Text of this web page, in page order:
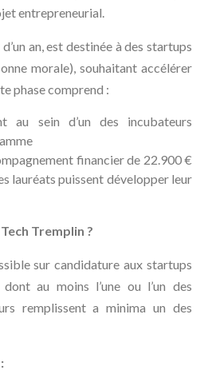
entrepreneurial.
d’un an, est destinée à des startups
morale), souhaitant accélérer
phase comprend :
au sein d’un des incubateurs
financier de 22.900 €
lauréats puissent développer leur
Tremplin ?
sur candidature aux startups
au moins l’une ou l’un des
remplissent a minima un des